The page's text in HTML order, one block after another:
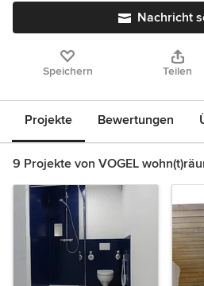
Nachricht
Speichern Teilen
Projekte Bewertungen
9 Projekte von VOGEL